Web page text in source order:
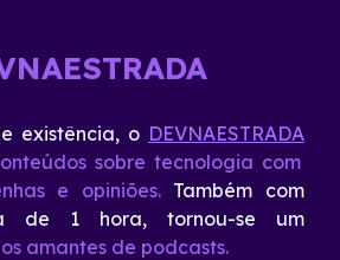
existência, o DEVNAESTRADA
sobre tecnologia com
e opiniões.Também com
de 1 hora, tornou-se um
amantes de podcasts.